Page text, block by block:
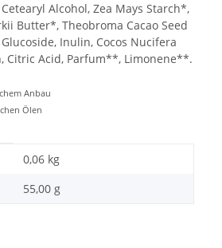
Cetearyl Alcohol, Zea Mays Starch*,
Butter*, Theobroma Cacao Seed
Inulin, Cocos Nucifera
Citric Acid, Parfum**, Limonene**.
Anbau
Ölen
0,06 kg
55,00 g